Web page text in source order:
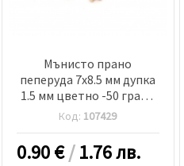
Мънисто прано
пеперуда 7x8.5 мм дупка
1.5 мм цветно -50 грама
~320 броя
Код: 107429
0.90€/1.76 лв.